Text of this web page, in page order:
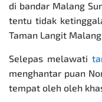
di bandar Malang
tentu tidak
Taman Langit Malang.
Selepas melawati
menghantar puan
tempat oleh oleh